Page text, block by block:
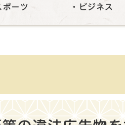
ポーツ
・ビジネス